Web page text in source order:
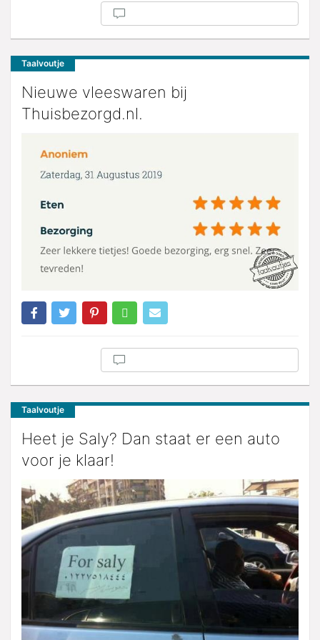
Taalvoutje
Nieuwe vleeswaren bij
Thuisbezorgd.nl.
Taalvoutje
Heet je Saly? Dan staat er een auto
voor je klaar!